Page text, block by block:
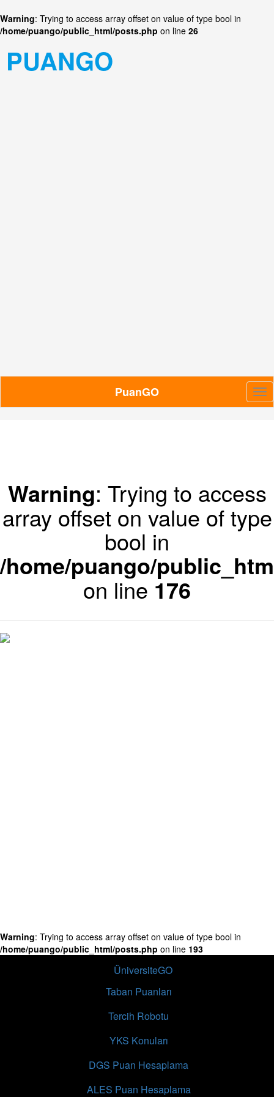
Warning: Trying to access array offset on value of type bool in
/home/puango/public_html/posts.php on line 26
PUANGO
PuanGO
Warning: Trying to access
array offset on value of type
bool in
/home/puango/
on line 176
Warning: Trying to access array offset on value of type bool in
/home/puango/public_html/posts.php on line 193
ÜniversiteGO
Taban Puanları
Tercih Robotu
YKS Konuları
DGS Puan Hesaplama
ALES Puan Hesaplama